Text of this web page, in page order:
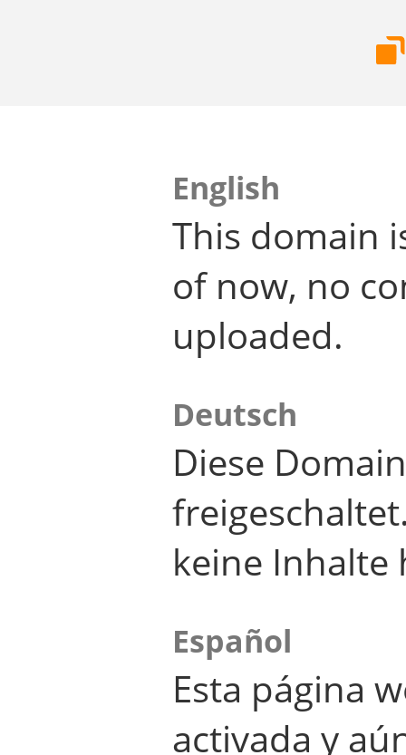
English
This domain
of now, no
uploaded.
Deutsch
Diese
keine Inhalte
Español
Esta página
activada y